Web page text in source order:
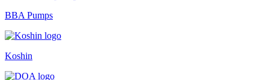
BBA Pumps
Koshin